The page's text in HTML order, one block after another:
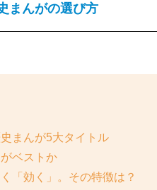
まんがの選び方
まんが5大タイトル
ベストか
「効く」。その特徴は？